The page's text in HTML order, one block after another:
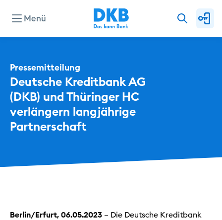
Menü
Presse
Investor Relations
Pressemitteilung
Deutsche Kreditbank AG
(DKB) und Thüringer HC
verlängern langjährige
Partnerschaft
Berlin/Erfurt, 06.05.2023 – Die Deutsche Kreditbank